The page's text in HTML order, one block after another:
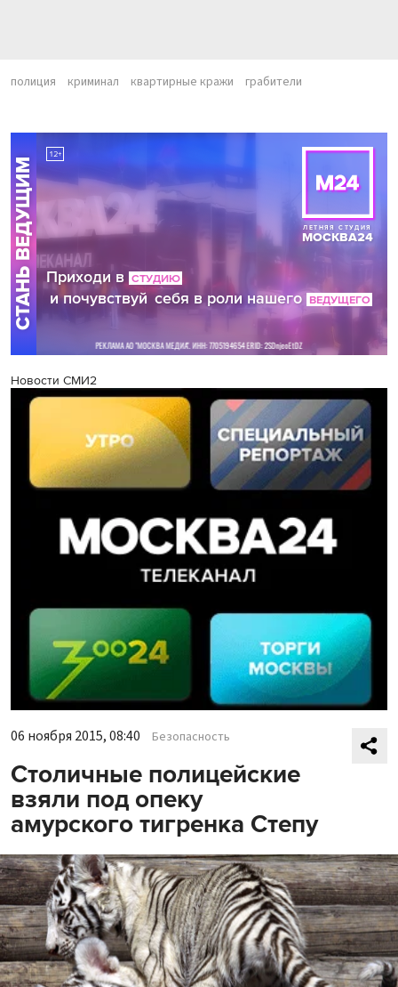
полиция криминал квартирные кражи грабители
Новости СМИ2
06 ноября 2015, 08:40 Безопасность
Столичные полицейские
взяли под опеку
амурского тигренка Степу